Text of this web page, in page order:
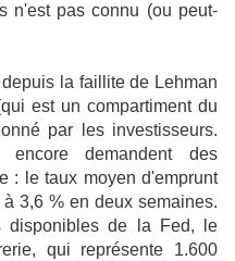
n'est pas connu (ou peut-
depuis la faillite de Lehman
est un compartiment du
par les investisseurs.
demandent des
: le taux moyen d'emprunt
3,6 % en deux semaines.
disponibles de la Fed, le
qui représente 1.600